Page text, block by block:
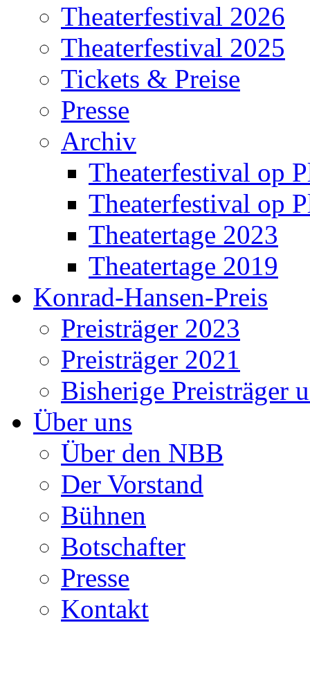
Theaterfestival 2026
Theaterfestival 2025
Tickets & Preise
Presse
Archiv
Theaterfestival op
Theaterfestival op
Theatertage 2023
Theatertage 2019
Konrad-Hansen-Preis
Preisträger 2023
Preisträger 2021
Bisherige Preisträger
Über uns
Über den NBB
Der Vorstand
Bühnen
Botschafter
Presse
Kontakt